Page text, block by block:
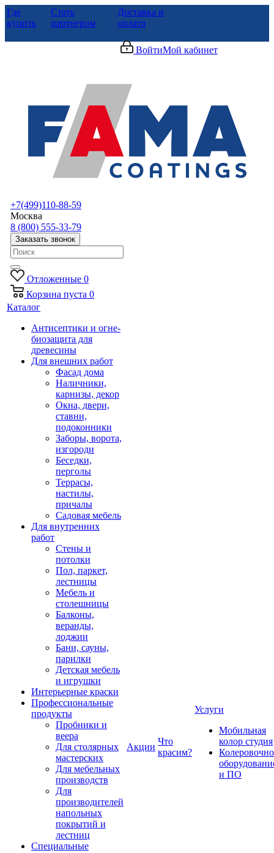
Где
купить
Стать
партнером
Доставка и
оплата
ВойтиМой кабинет
+7(499)110-88-59
Москва
8 (800) 555-33-79
Заказать звонок
Отложенные 0
Корзина пуста 0
Каталог
Антисептики и огне-
биозащита для
древесины
Для внешних работ
Фасад дома
Наличники,
карнизы, декор
Окна, двери,
ставни,
подоконники
Заборы, ворота,
изгороди
Беседки,
перголы
Террасы,
настилы,
причалы
Садовая мебель
Для внутренних
работ
Стены и
потолки
Пол, паркет,
лестницы
Мебель и
столешницы
Балконы,
веранды,
лоджии
Бани, сауны,
парилки
Детская мебель
и игрушки
Интерьерные краски
Профессиональные
продукты
Пробники и
веера
Для столярных
мастерских
Для мебельных
производств
Для
производителей
напольных
покрытий и
лестниц
Специальные
Акции
Что
красим?
Услуги
Мобильная
колор студия
и ПО